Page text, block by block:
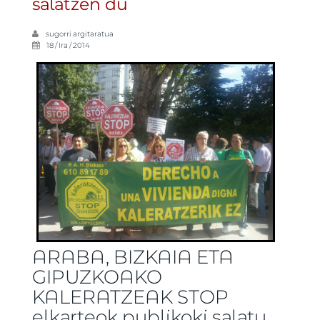
salatzen du
sugorri argitaratua
18 / Ira / 2014
ARABA, BIZKAIA ETA
GIPUZKOAKO
KALERATZEAK STOP